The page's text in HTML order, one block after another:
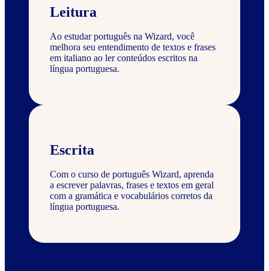
Leitura
Ao estudar português na Wizard, você
melhora seu entendimento de textos e frases
em italiano ao ler conteúdos escritos na
língua portuguesa.
Escrita
Com o curso de português Wizard, aprenda
a escrever palavras, frases e textos em geral
com a gramática e vocabulários corretos da
língua portuguesa.